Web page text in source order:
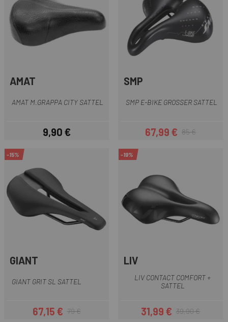
AMAT
AMAT M.GRAPPA CITY SATTEL
Preis
9,90 €
SMP
SMP E-BIKE GROSSER SATTEL
Preis
67,99 €Regulärer Preis
85 €
-15%
GIANT
GIANT GRIT SL SATTEL
Preis
67,15 €Regulärer Preis
79 €
-19%
LIV
LIV CONTACT COMFORT +
SATTEL
Preis
31,99 €Regulärer Preis
39,90 €